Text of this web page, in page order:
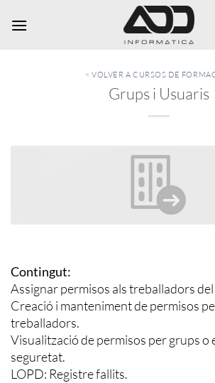
< VOLVER A CURSOS DE
Grups i Usuaris
Contingut:
Assignar permisos als treballadors
Creació i manteniment de permisos
treballadors.
Visualització de permisos per grups o
seguretat.
LOPD: Registre fallits.